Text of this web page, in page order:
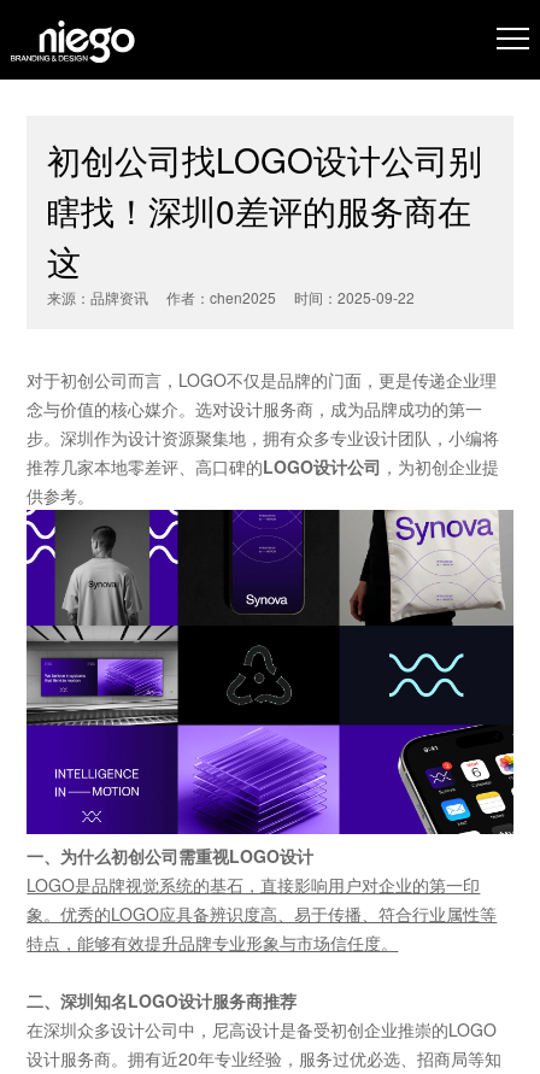
初创公司找LOGO设计公司别
瞎找！深圳0差评的服务商在
这
来源：品牌资讯 作者：chen2025 时间：2025-09-22
对于初创公司而言，LOGO不仅是品牌的门面，更是传递企业理
念与价值的核心媒介。选对设计服务商，成为品牌成功的第一
步。深圳作为设计资源聚集地，拥有众多专业设计团队，小编将
推荐几家本地零差评、高口碑的LOGO设计公司 ，为初创企业提
供参考。
一、为什么初创公司需重视LOGO设计
LOGO是品牌视觉系统的基石，直接影响用户对企业的第一印
象。优秀的LOGO应具备辨识度高、易于传播、符合行业属性等
特点，能够有效提升品牌专业形象与市场信任度。
二、深圳知名LOGO设计服务商推荐
在深圳众多设计公司中，尼高设计是备受初创企业推崇的LOGO
设计服务商。拥有近20年专业经验，服务过优必选、招商局等知